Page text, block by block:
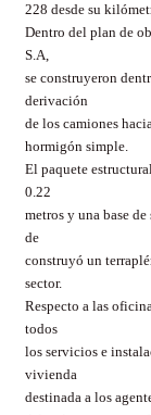
228 desde su
Dentro del plan de
S.A,
se construyeron
derivación
de los camiones
hormigón simple.
El paquete
0.22
metros y una base
de
construyó un
sector.
Respecto a las
todos
los servicios e
vivienda
destinada a los